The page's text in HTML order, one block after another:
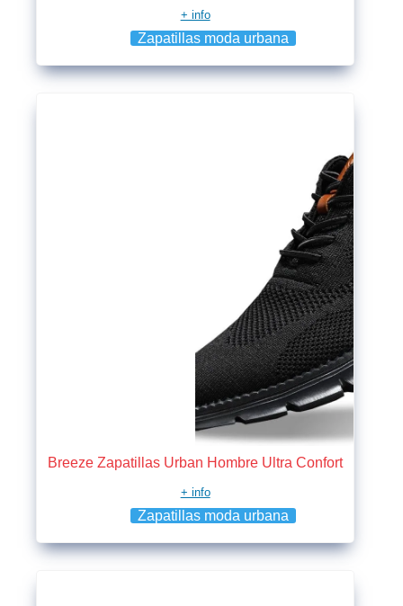
+ info
Zapatillas moda urbana
Breeze Zapatillas Urban Hombre Ultra Confort
+ info
Zapatillas moda urbana